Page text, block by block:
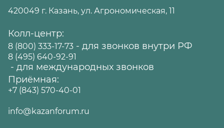
420049 г. Казань, ул. Агрономическая, 11
Колл-центр:
8 (800) 333-17-73 - для звонков внутри РФ
8 (495) 640-92-91
- для международных звонков
Приёмная:
+7 (843) 570-40-01
info@kazanforum.ru